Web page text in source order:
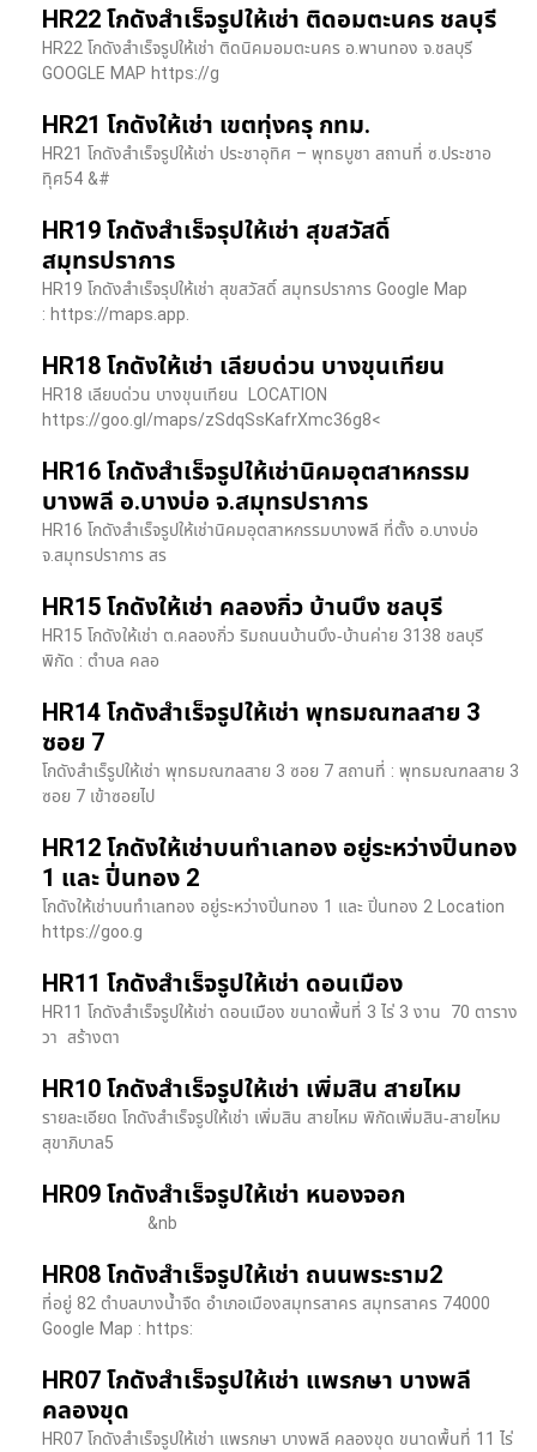
HR22 โกดังสำเร็จรูปให้เช่า ติดอมตะนคร ชลบุรี
HR22 โกดังสำเร็จรูปให้เช่า ติดนิคมอมตะนคร อ.พานทอง จ.ชลบุรี
GOOGLE MAP https://g
HR21 โกดังให้เช่า เขตทุ่งครุ กทม.
HR21 โกดังสำเร็จรูปให้เช่า ประชาอุทิศ – พุทธบูชา สถานที่ ซ.ประชาอ
ทุิศ54 &#
HR19 โกดังสำเร็จรุปให้เช่า สุขสวัสดิ์
สมุทรปราการ
HR19 โกดังสำเร็จรุปให้เช่า สุขสวัสดิ์ สมุทรปราการ Google Map
: https://maps.app.
HR18 โกดังให้เช่า เลียบด่วน บางขุนเทียน
HR18 เลียบด่วน​ บางขุนเทียน​ LOCATION
https://goo.gl/maps/zSdqSsKafrXmc36g8<
HR16 โกดังสำเร็จรูปให้เช่านิคมอุตสาหกรรม
บางพลี อ.บางบ่อ จ.สมุทรปราการ
HR16 โกดังสำเร็จรูปให้เช่านิคมอุตสาหกรรมบางพลี ที่ตั้ง อ.บางบ่อ
จ.สมุทรปราการ สร
HR15 โกดังให้เช่า คลองกิ่ว บ้านบึง ชลบุรี
HR15 โกดังให้เช่า ต.คลองกิ่ว ริมถนนบ้านบึง-บ้านค่าย 3138 ชลบุรี
พิกัด : ตำบล คลอ
HR14 โกดังสำเร็จรูปให้เช่า พุทธมณฑลสาย 3
ซอย 7
โกดังสำเร็รูปให้เช่า พุทธมณฑลสาย 3 ซอย 7 สถานที่ : พุทธมณฑลสาย 3
ซอย 7 เข้าซอยไป
HR12 โกดังให้เช่าบนทำเลทอง อยู่ระหว่างปิ่นทอง
1 และ ปิ่นทอง 2
โกดังให้เช่าบนทำเลทอง อยู่ระหว่างปิ่นทอง 1 และ ปิ่นทอง 2 Location
https://goo.g
HR11 โกดังสำเร็จรูปให้เช่า ดอนเมือง
HR11 โกดังสำเร็จรูปให้เช่า ดอนเมือง ขนาดพื้นที่ 3 ไร่ 3 งาน 70 ตาราง
วา สร้างตา
HR10 โกดังสำเร็จรูปให้เช่า เพิ่มสิน สายไหม
รายละเอียด โกดังสำเร็จรูปให้เช่า เพิ่มสิน สายไหม พิกัดเพิ่มสิน-สายไหม
สุขาภิบาล5
HR09 โกดังสำเร็จรูปให้เช่า หนองจอก
&nb
HR08 โกดังสำเร็จรูปให้เช่า ถนนพระราม2
ที่อยู่ 82 ตำบลบางน้ำจืด อำเภอเมืองสมุทรสาคร สมุทรสาคร 74000
Google Map : https:
HR07 โกดังสำเร็จรูปให้เช่า แพรกษา บางพลี​
คลองขุด
HR07 โกดังสำเร็จรูปให้เช่า แพรกษา บางพลี​ คลองขุด ขนาดพื้นที่ 11 ไร่